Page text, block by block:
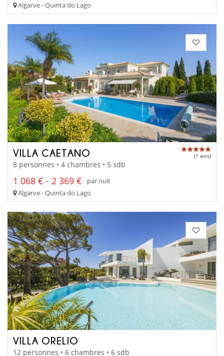
Algarve - Quinta do Lago
VILLA CAETANO (1 avis)
8 personnes • 4 chambres • 5 sdb
1 068 € - 2 369 €
par nuit
Algarve - Quinta do Lago
VILLA ORELIO
12 personnes • 6 chambres • 6 sdb